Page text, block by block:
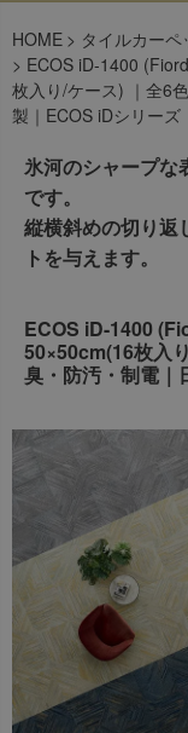
お見舞い申し上げ
部地域を発着する
す。
・全国から九州あ
・九州から全国あて
なお、今後の被害
サービスへの影響
りますようお願い
詳しくはこちら
当店は は2026年8月
を休業とさせて頂
休業中のご注文に
当店からの注文確
へのご返答ができ
いただきますので
出荷センターも休
商品の出荷は2026
HOME
タイルカーペ
ECOS iD-1400
枚入り/ケース) ｜全6
製｜ECOS iDシリーズ
氷河のシャープな
です。
縦横斜めの切り返
トを与えます。
ECOS iD-1400
50×50cm(16枚入
臭・防汚・制電｜